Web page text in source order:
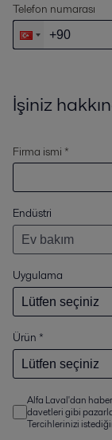
Telefon numarası
İşiniz
Firma ismi *
Endüstri
Uygulama
Ürün *
Alfa Laval'dan
davetleri gibi
Tercihlerinizi